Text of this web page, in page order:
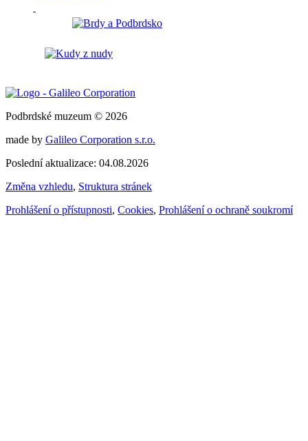
Podbrdské muzeum © 2026
made by Galileo Corporation s.r.o.
Poslední aktualizace: 04.08.2026
Změna vzhledu, Struktura stránek
Prohlášení o přístupnosti, Cookies, Prohlášení o ochraně soukromí